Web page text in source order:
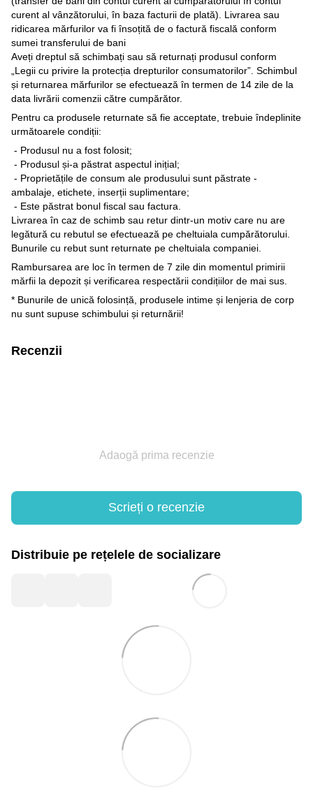
curent al vânzătorului, în baza facturii de plată). Livrarea sau
ridicarea mărfurilor va fi însoțită de o factură fiscală conform
sumei transferului de bani
Aveți dreptul să schimbați sau să returnați produsul conform
„Legii cu privire la protecția drepturilor consumatorilor”. Schimbul
și returnarea mărfurilor se efectuează în termen de 14 zile de la
data livrării comenzii către cumpărător.
Pentru ca produsele returnate să fie acceptate, trebuie îndeplinite
următoarele condiții:
- Produsul nu a fost folosit;
- Produsul și-a păstrat aspectul inițial;
- Proprietățile de consum ale produsului sunt păstrate -
ambalaje, etichete, inserții suplimentare;
- Este păstrat bonul fiscal sau factura.
Livrarea în caz de schimb sau retur dintr-un motiv care nu are
legătură cu rebutul se efectuează pe cheltuiala cumpărătorului.
Bunurile cu rebut sunt returnate pe cheltuiala companiei.
Rambursarea are loc în termen de 7 zile din momentul primirii
mărfii la depozit și verificarea respectării condițiilor de mai sus.
* Bunurile de unică folosință, produsele intime și lenjeria de corp
nu sunt supuse schimbului și returnării!
Recenzii
Adaogă prima recenzie
Scrieți o recenzie
Distribuie pe rețelele de socializare